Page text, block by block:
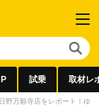
試乗 取材レ
野万願寺店をレポート！ゆ